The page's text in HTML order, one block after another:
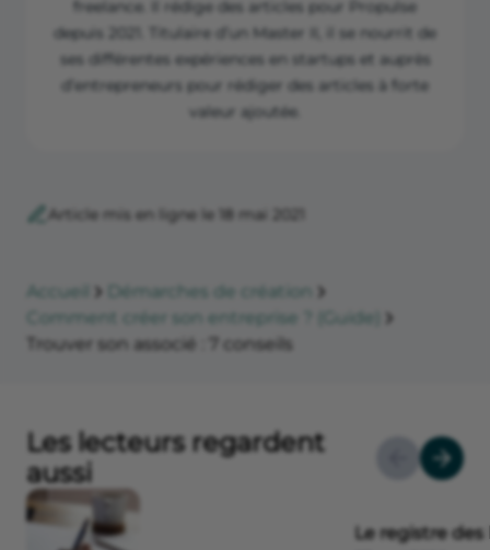
freelance. Il rédige des articles pour Propulse
depuis 2021. Titulaire d’un Master II, il se nourrit de
ses différentes expériences en startups et auprès
d’entrepreneurs pour rédiger des articles à forte
valeur ajoutée.
Article mis en ligne le 18 mai 2021
Accueil
Démarches de création
Comment créer son entreprise ? (Guide)
Trouver son associé : 7 conseils
Les lecteurs regardent
aussi
Le registre